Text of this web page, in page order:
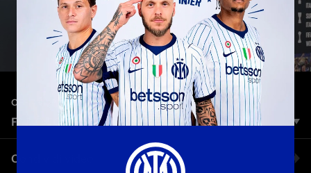
OFF THE PITCH—13 giu 2025
FABIO FOGNINI | OFF THE PITCH EP. 5
Tennis e amore per il nerazzurro: doppio vincente Fabio
Fognini si racconta nel quinto episodio di Off The Pitch
Condividi video